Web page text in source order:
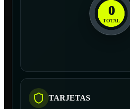
0
TOTAL
TARJETAS